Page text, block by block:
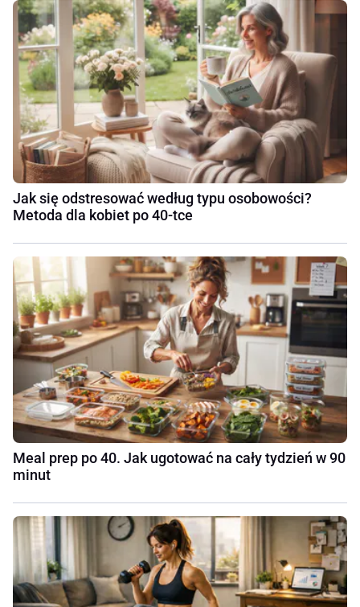
Jak się odstresować według typu osobowości?
Metoda dla kobiet po 40-tce
Meal prep po 40. Jak ugotować na cały tydzień w 90
minut